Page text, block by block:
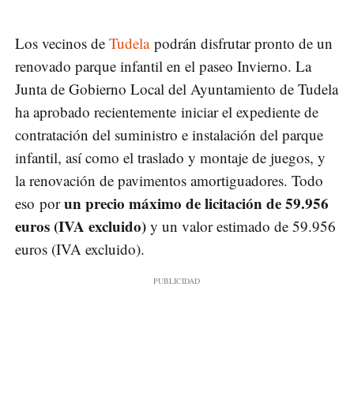
Los vecinos de Tudelapodrán disfrutar pronto de un
renovado parque infantil en el paseo Invierno. La
Junta de Gobierno Local del Ayuntamiento de Tudela
ha aprobado recientemente iniciar el expediente de
contratación del suministro e instalación del parque
infantil, así como el traslado y montaje de juegos, y
la renovación de pavimentos amortiguadores. Todo
eso porun precio máximo de licitación de 59.956
euros (IVA excluido) y un valor estimado de 59.956
euros (IVA excluido).